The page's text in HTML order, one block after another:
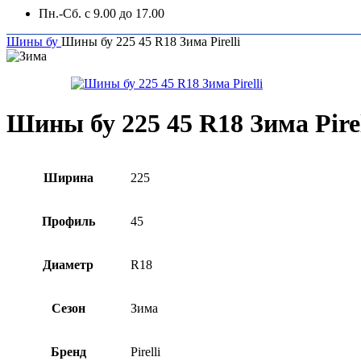
Пн.-Сб. с 9.00 до 17.00
Шины бу Шины бу 225 45 R18 Зима Pirelli
Шины бу 225 45 R18 Зима
Ширина 225
Профиль 45
Диаметр R18
Сезон Зима
Бренд Pirelli